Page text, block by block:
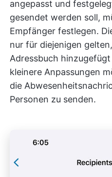
angepasst und
gesendet werden soll,
Empfänger festlegen.
nur für diejenigen
Adressbuch
kleinere Anpassungen
die
Personen zu senden.